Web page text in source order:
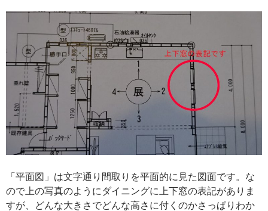
「平面図」は文字通り間取りを平面的に見た図面です。な
ので上の写真のようにダイニングに上下窓の表記がありま
すが、どんな大きさでどんな高さに付くのかさっぱりわか